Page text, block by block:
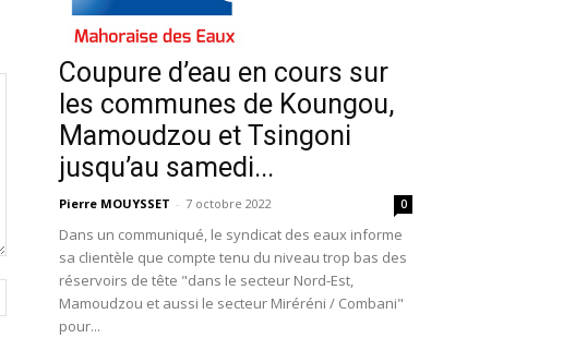
:*
Coupure d’eau en cours sur
les communes de Koungou,
Mamoudzou et Tsingoni
jusqu’au samedi...
Pierre MOUYSSET - 7 octobre 2022 0
Dans un communiqué, le syndicat des eaux informe
sa clientèle que compte tenu du niveau trop bas des
réservoirs de tête "dans le secteur Nord-Est,
Mamoudzou et aussi le secteur Miréréni / Combani"
pour...